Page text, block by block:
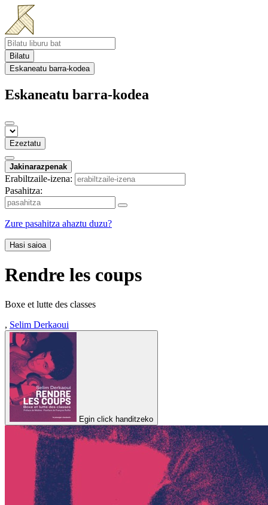
Bilatu
Eskaneatu barra-kodea
Eskaneatu barra-kodea
Ezeztatu
Jakinarazpenak
Erabiltzaile-izena:
Pasahitza:
Zure pasahitza ahaztu duzu?
Hasi saioa
Rendre les coups
Boxe et lutte des classes
, Selim Derkaoui
Egin click handitzeko